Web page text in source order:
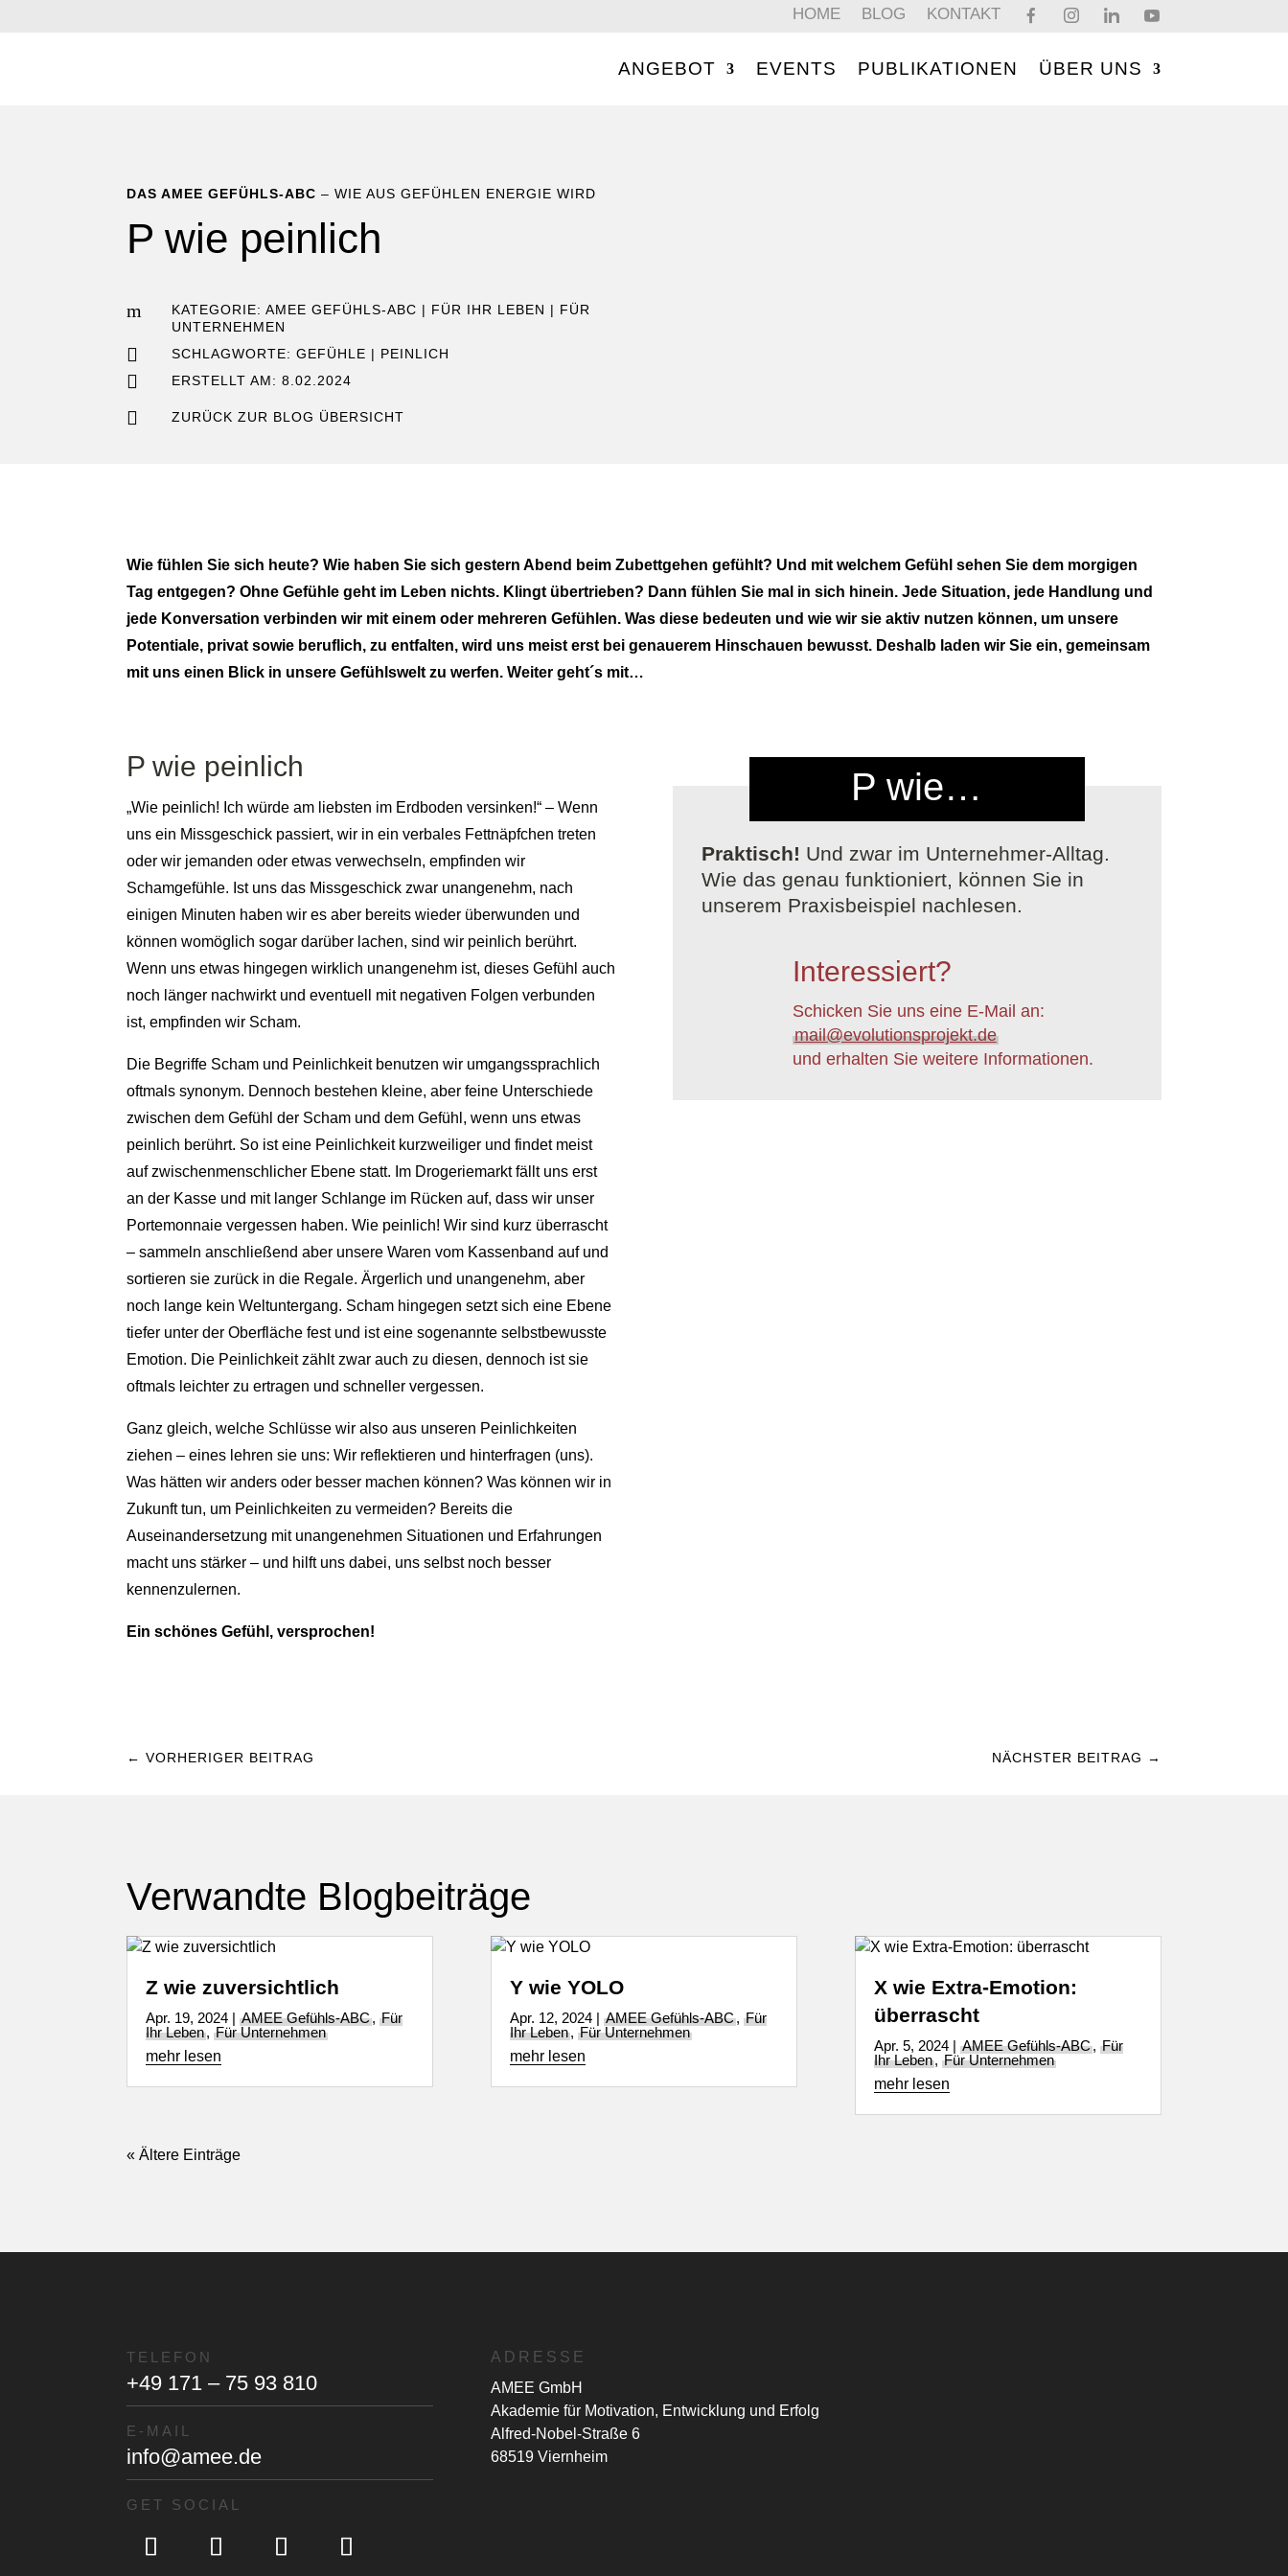
HOME BLOG KONTAKT
ANGEBOT EVENTS PUBLIKATIONEN ÜBER UNS
DAS AMEE GEFÜHLS-ABC – WIE AUS GEFÜHLEN ENERGIE WIRD
P wie peinlich
m KATEGORIE:AMEE GEFÜHLS-ABC | FÜR IHR LEBEN | FÜR
UNTERNEHMEN
 SCHLAGWORTE:GEFÜHLE | PEINLICH
 ERSTELLT AM: 8.02.2024
 ZURÜCK ZUR BLOG ÜBERSICHT
Wie fühlen Sie sich heute? Wie haben Sie sich gestern Abend beim Zubettgehen gefühlt? Und mit welchem Gefühl sehen Sie dem morgigen
Tag entgegen? Ohne Gefühle geht im Leben nichts. Klingt übertrieben? Dann fühlen Sie mal in sich hinein. Jede Situation, jede Handlung und
jede Konversation verbinden wir mit einem oder mehreren Gefühlen. Was diese bedeuten und wie wir sie aktiv nutzen können, um unsere
Potentiale, privat sowie beruflich, zu entfalten, wird uns meist erst bei genauerem Hinschauen bewusst. Deshalb laden wir Sie ein, gemeinsam
mit uns einen Blick in unsere Gefühlswelt zu werfen. Weiter geht´s mit…
P wie peinlich
„Wie peinlich! Ich würde am liebsten im Erdboden versinken!“ – Wenn
uns ein Missgeschick passiert, wir in ein verbales Fettnäpfchen treten
oder wir jemanden oder etwas verwechseln, empfinden wir
Schamgefühle. Ist uns das Missgeschick zwar unangenehm, nach
einigen Minuten haben wir es aber bereits wieder überwunden und
können womöglich sogar darüber lachen, sind wir peinlich berührt.
Wenn uns etwas hingegen wirklich unangenehm ist, dieses Gefühl auch
noch länger nachwirkt und eventuell mit negativen Folgen verbunden
ist, empfinden wir Scham.
Die Begriffe Scham und Peinlichkeit benutzen wir umgangssprachlich
oftmals synonym. Dennoch bestehen kleine, aber feine Unterschiede
zwischen dem Gefühl der Scham und dem Gefühl, wenn uns etwas
peinlich berührt. So ist eine Peinlichkeit kurzweiliger und findet meist
auf zwischenmenschlicher Ebene statt. Im Drogeriemarkt fällt uns erst
an der Kasse und mit langer Schlange im Rücken auf, dass wir unser
Portemonnaie vergessen haben. Wie peinlich! Wir sind kurz überrascht
– sammeln anschließend aber unsere Waren vom Kassenband auf und
sortieren sie zurück in die Regale. Ärgerlich und unangenehm, aber
noch lange kein Weltuntergang. Scham hingegen setzt sich eine Ebene
tiefer unter der Oberfläche fest und ist eine sogenannte selbstbewusste
Emotion. Die Peinlichkeit zählt zwar auch zu diesen, dennoch ist sie
oftmals leichter zu ertragen und schneller vergessen.
Ganz gleich, welche Schlüsse wir also aus unseren Peinlichkeiten
ziehen – eines lehren sie uns: Wir reflektieren und hinterfragen (uns).
Was hätten wir anders oder besser machen können? Was können wir in
Zukunft tun, um Peinlichkeiten zu vermeiden? Bereits die
Auseinandersetzung mit unangenehmen Situationen und Erfahrungen
macht uns stärker – und hilft uns dabei, uns selbst noch besser
kennenzulernen.
Ein schönes Gefühl, versprochen!
P wie…
Praktisch! Und zwar im Unternehmer-Alltag.
Wie das genau funktioniert, können Sie in
unserem Praxisbeispiel nachlesen.
Interessiert?
Schicken Sie uns eine E-Mail an:
mail@evolutionsprojekt.de
und erhalten Sie weitere Informationen.
← VORHERIGER BEITRAG NÄCHSTER BEITRAG →
Verwandte Blogbeiträge
Z wie zuversichtlich
Apr. 19, 2024 | AMEE Gefühls-ABC, Für
Ihr Leben, Für Unternehmen
mehr lesen
Y wie YOLO
Apr. 12, 2024| AMEE Gefühls-ABC, Für
Ihr Leben, Für Unternehmen
mehr lesen
X wie Extra-Emotion:
überrascht
Apr. 5, 2024| AMEE Gefühls-ABC, Für
Ihr Leben, Für Unternehmen
mehr lesen
« Ältere Einträge
TELEFON
+49 171 – 75 93 810
E-MAIL
info@amee.de
GET SOCIAL
ADRESSE
AMEE GmbH
Akademie für Motivation, Entwicklung und Erfolg
Alfred-Nobel-Straße 6
68519 Viernheim